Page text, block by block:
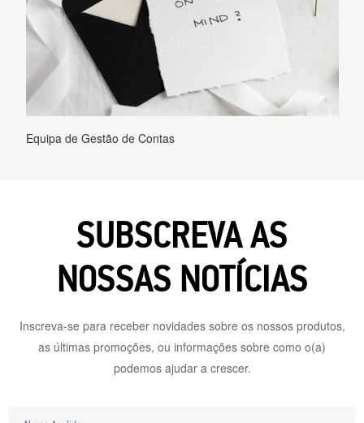
Equipa de Gestão de Contas
SUBSCREVA AS
NOSSAS NOTÍCIAS
Inscreva-se para receber novidades sobre os nossos produtos,
as últimas promoções, ou informações sobre como o(a)
podemos ajudar a crescer.